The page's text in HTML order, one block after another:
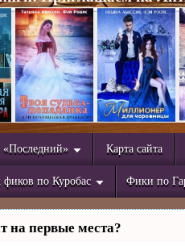
«Последний» Карта сайта
фиков по Куробас Фики по
на первые места?